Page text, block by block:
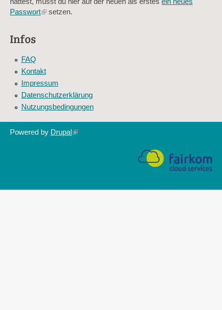
Passwort(linksetzen.
Infos
FAQ
Kontakt
Impressum
Datenschutzerklärung
Nutzungsbedingungen
Powered by Drupal(link